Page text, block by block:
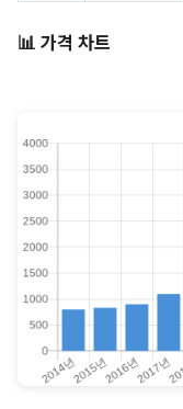
📊 가격 차트